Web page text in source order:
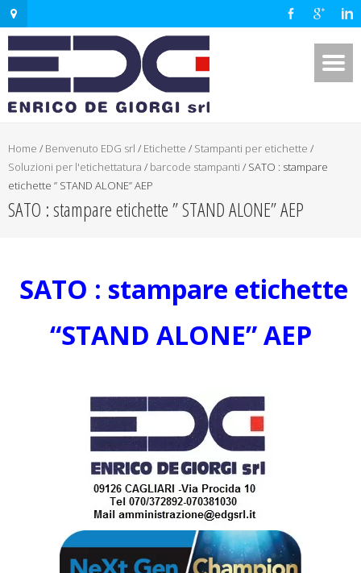
Home / Benvenuto EDG srl / Etichette / Stampanti per etichette /
Soluzioni per l'etichettatura / barcode stampanti / SATO : stampare
etichette ” STAND ALONE” AEP
SATO : stampare etichette ” STAND ALONE” AEP
SATO : stampare etichette
“STAND ALONE” AEP